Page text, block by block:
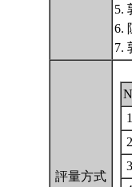
5.
6.
7.
評量方式